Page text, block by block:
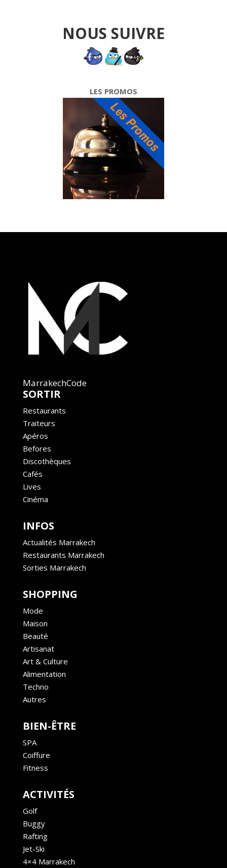
NOUS SUIVRE
LES PROMOS
MarrakechCode
SORTIR
Restaurants
Traiteurs
Apéros
Befores
Discothèques
Cafés
Lives
Cinéma
INFOS
Actualités Marrakech
Restaurants Marrakech
Sorties Marrakech
SHOPPING
Mode
Maison
Beauté
Artisanat
Art & Culture
Alimentation
Techno
Autres
BIEN-ÊTRE
SPA
Coiffure
Fitness
ACTIVITÉS
Golf
Buggy
Rafting
Jet-Ski
4×4 Marrakech